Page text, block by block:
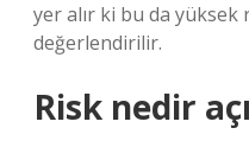
yer alır ki bu da
değerlendirilir.
Risk nedir